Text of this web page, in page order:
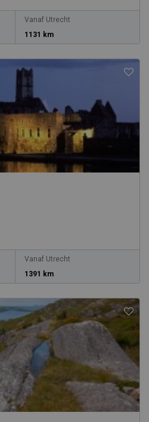
Vanaf Utrecht
1131 km
Vanaf Utrecht
1391 km